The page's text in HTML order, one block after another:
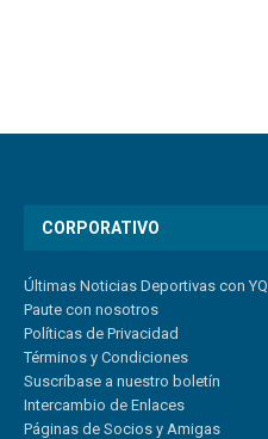
CORPORATIVO
Últimas Noticias Deportivas con YQ
Paute con nosotros
Políticas de Privacidad
Términos y Condiciones
Suscríbase a nuestro boletín
Intercambio de Enlaces
Páginas de Socios y Amigas